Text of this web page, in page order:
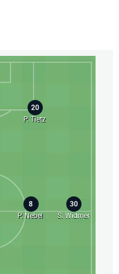
30
S. Widmer
8
P. Nebel
20
P. Tietz